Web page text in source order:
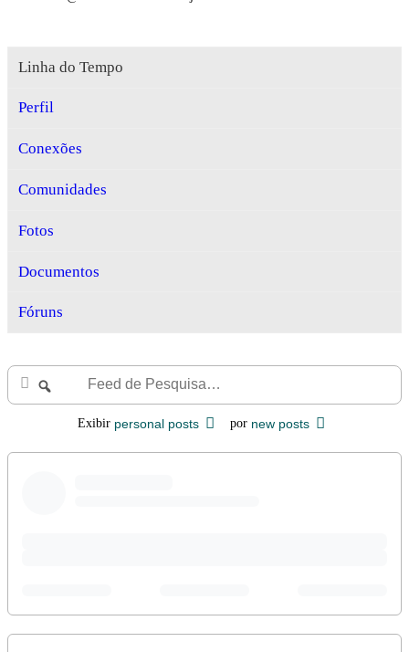
Linha do Tempo
Perfil
Conexões
Comunidades
Fotos
Documentos
Fóruns
Buscar
Feed
Exibir personal posts por new posts